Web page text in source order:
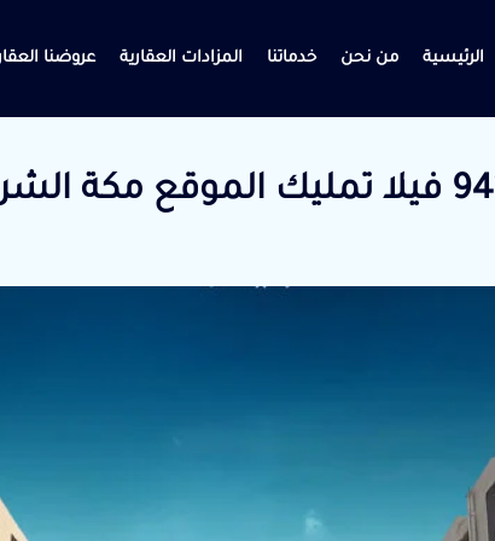
الرئيسية من نحن خدماتنا المزادات العقارية عروضنا